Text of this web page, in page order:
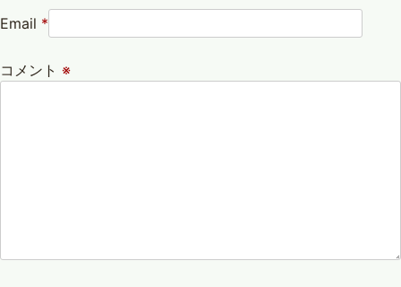
Email *
コメント ※